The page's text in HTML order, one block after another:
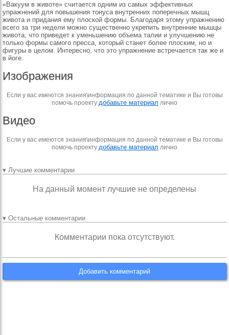
«Вакуум в животе» считается одним из самых эффективных
упражнений для повышения тонуса внутренних поперечных мышц
живота и придания ему плоской формы. Благодаря этому упражнению
всего за три недели можно существенно укрепить внутренние мышцы
живота, что приведет к уменьшению объема талии и улучшению не
только формы самого пресса, который станет более плоским, но и
фигуры в целом. Интересно, что это упражнение встречается так же и
в йоге.
Изображения
Если у вас имеются знания\информация по данной тематике и Вы готовы
помочь проекту добавьте материал лично
Видео
Если у вас имеются знания\информация по данной тематике и Вы готовы
помочь проекту добавьте материал лично
▾ Лучшие комментарии
На данный момент лучшие не определены
▾ Остальные комментарии
Комментарии пока отсутствуют.
Добавить комментарий